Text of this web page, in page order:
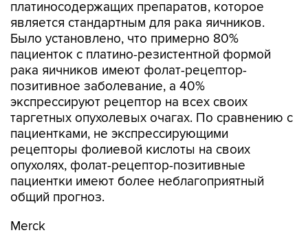
платиносодержащих препаратов, которое
является стандартным для рака яичников.
Было установлено, что примерно 80%
пациенток с платино-резистентной формой
рака яичников имеют фолат-рецептор-
позитивное заболевание, а 40%
экспрессируют рецептор на всех своих
таргетных опухолевых очагах. По сравнению с
пациентками, не экспрессирующими
рецепторы фолиевой кислоты на своих
опухолях, фолат-рецептор-позитивные
пациентки имеют более неблагоприятный
общий прогноз.
Merck